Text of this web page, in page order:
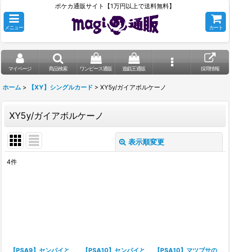
ポケカ通販サイト【1万円以上で送料無料】
メニュー カート
マイページ 商品検索 ワンピース通販 遊戯王通販 採用情報
ホーム > 【XY】シングルカード > XY5y/ガイアボルケーノ
XY5y/ガイアボルケーノ
表示順変更
絞り込む
4件
【PSA9】センパイと
【PSA10】センパイと
【PSA10】マツブサの